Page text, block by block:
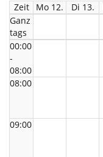
Zeit Mo 12. Di 13.
Ganz
tags
00:00
-
08:00
08:00
09:00